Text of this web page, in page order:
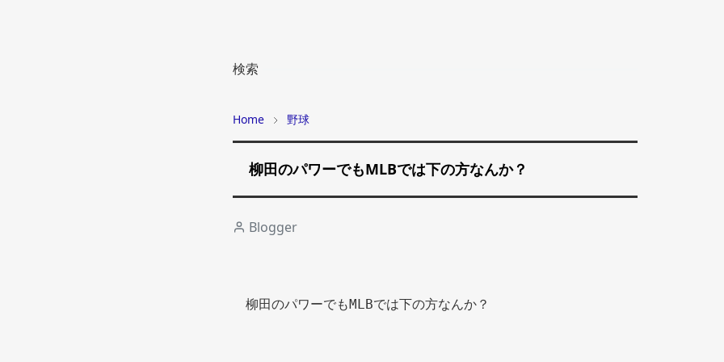
検索
Home 野球
柳田のパワーでもMLBでは下の方なんか？
Blogger
柳田のパワーでもMLBでは下の方なんか？